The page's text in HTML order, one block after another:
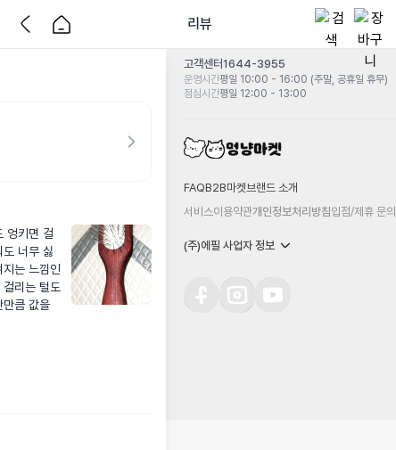
리뷰
엉키면 걸
너무 싫
는 느낌인
리는 털도
만큼 값을
고객센터1644-3955
운영시간평일 10:00 - 16:00 (주말, 공휴일 휴무)
점심시간평일 12:00 - 13:00
FAQB2B마켓 브랜드 소개
서비스이용약관개인정보처리방침입점/제휴 문의
(주)에필 사업자 정보